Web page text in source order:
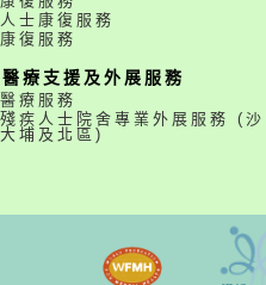
士康復服務
復服務
療支援及外展服務
療服務
疾人士院舍專業外展服務 (沙
埔及北區)